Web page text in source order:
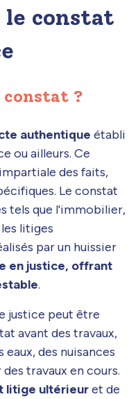
le constat
constat ?
authentique établi
ou ailleurs. Ce
des faits,
Le constat
tels que l'immobilier,
litiges
par un huissier
en justice, offrant
.
justice peut être
avant des travaux,
des nuisances
travaux en cours.
litige ultérieuret de